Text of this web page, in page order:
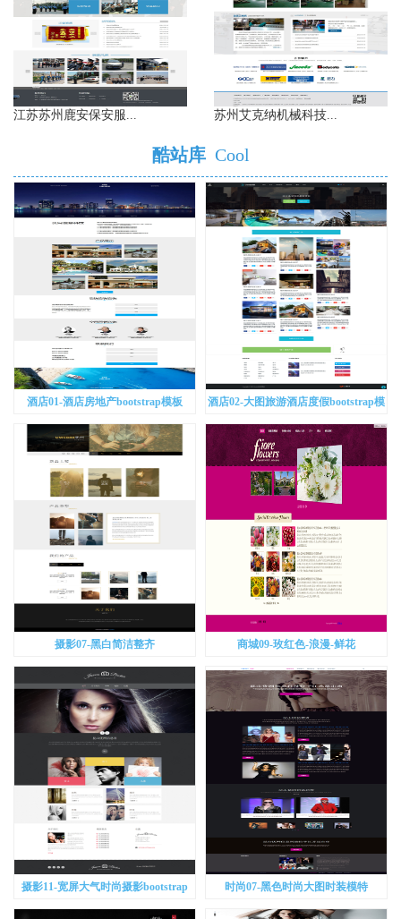
江苏苏州鹿安保安服... 苏州艾克纳机械科技...
酷站库 Cool
酒店01-酒店房地产bootstrap模板
酒店02-大图旅游酒店度假bootstrap模
板
摄影07-黑白简洁整齐 商城09-玫红色-浪漫-鲜花
摄影11-宽屏大气时尚摄影bootstrap
时尚07-黑色时尚大图时装模特
bootstrap